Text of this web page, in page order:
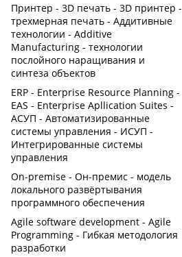
Принтер - 3D печать - 3D принтер -
трехмерная печать - Аддитивные
технологии - Additive
Manufacturing - технологии
послойного наращивания и
синтеза объектов
ERP - Enterprise Resource Planning -
EAS - Enterprise Apllication Suites -
АСУП - Автоматизированные
системы управления - ИСУП -
Интегрированные системы
управления
On-premise - Он-премис - модель
локального развёртывания
программного обеспечения
Agile software development - Agile
Programming - Гибкая методология
разработки